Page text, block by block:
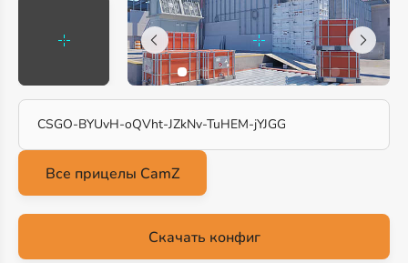
CSGO-BYUvH-oQVht-JZkNv-TuHEM-jYJGG
Скачать конфиг